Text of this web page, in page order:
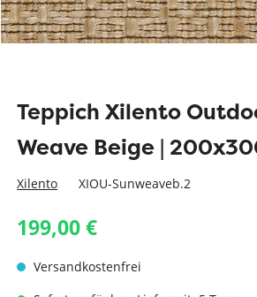
Teppich Xilento
Weave Beige |
Xilento XIOU-Sunweaveb.2
199,00 €
Versandkostenfrei